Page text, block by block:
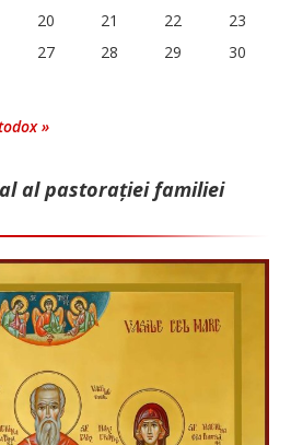
20 21 22
23
27 28 29
30
»
al pastorației familiei